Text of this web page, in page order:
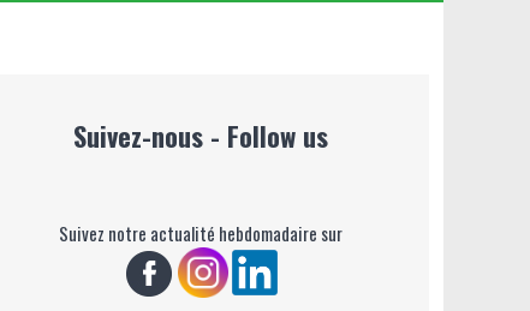
Suivez-nous - Follow us
Suivez notre actualité hebdomadaire sur